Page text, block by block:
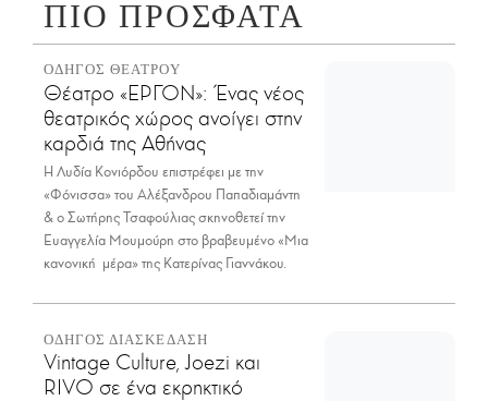
ΠΙΟ ΠΡΟΣΦΑΤΑ
ΟΔΗΓΟΣ ΘΕΑΤΡΟΥ
Θέατρο «ΕΡΓΟΝ»: Ένας νέος
θεατρικός χώρος ανοίγει στην
καρδιά της Αθήνας
Η Λυδία Κονιόρδου επιστρέφει με την
«Φόνισσα» του Αλέξανδρου Παπαδιαμάντη
& ο Σωτήρης Τσαφούλιας σκηνοθετεί την
Ευαγγελία Μουμούρη στο βραβευμένο «Μια
κανονική μέρα» της Κατερίνας Γιαννάκου.
ΟΔΗΓΟΣ ΔΙΑΣΚΕΔΑΣΗ
Vintage Culture, Joezi και
RIVO σε ένα εκρηκτικό